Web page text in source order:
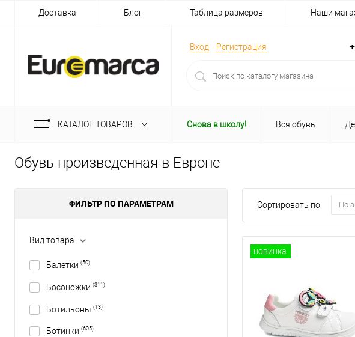
Доставка Блог Таблица размеров Наши
Вход Регистрация
КАТАЛОГ ТОВАРОВ Снова в школу! Вся обувь
Обувь произведенная в Европе
ФИЛЬТР ПО ПАРАМЕТРАМ
Вид товара
Балетки (50)
Босоножки (311)
Ботильоны (13)
Ботинки (605)
Сортировать по: По
новинка